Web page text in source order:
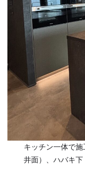
キッチン一体で
井面）、ハバキ下